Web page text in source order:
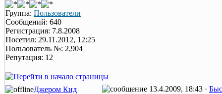
Группа: Пользователи
Сообщений: 640
Регистрация: 7.8.2008
Посетил: 29.11.2012, 12:25
Пользователь №: 2,904
Репутация: 12
Джером Кид 13.4.2009, 18:43 ·